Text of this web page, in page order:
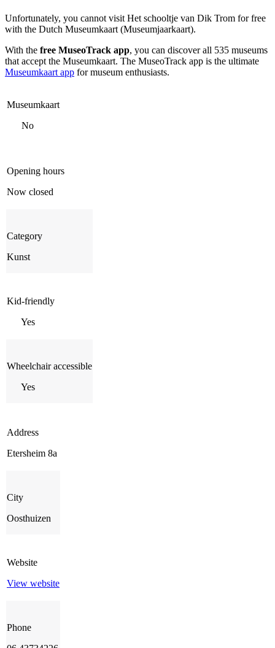
Unfortunately, you cannot visit Het schooltje van Dik Trom for free
with the Dutch Museumkaart (Museumjaarkaart).
With the free MuseoTrack app, you can discover all 535 museums
that accept the Museumkaart. The MuseoTrack app is the ultimate
Museumkaart app for museum enthusiasts.
Museumkaart
No
Opening hours
Now closed
Category
Kunst
Kid-friendly
Yes
Wheelchair accessible
Yes
Address
Etersheim 8a
City
Oosthuizen
Website
View website
Phone